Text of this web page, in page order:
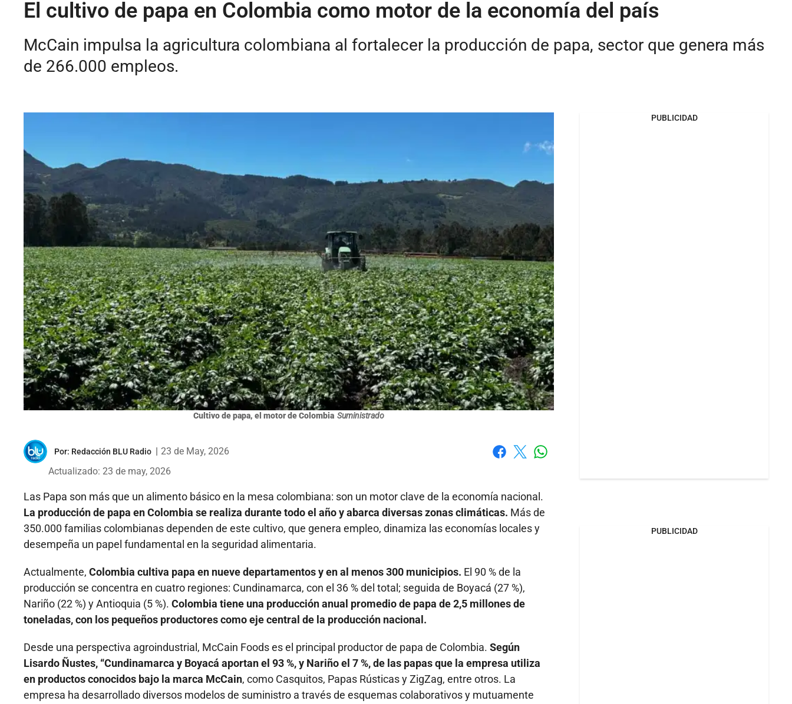
El cultivo de papa en Colombia como motor de la economía del país
McCain impulsa la agricultura colombiana al fortalecer la producción de papa, sector que genera más
de 266.000 empleos.
Cultivo de papa, el motor de Colombia Suministrado
Por: Redacción BLU Radio
23 de May, 2026
Actualizado: 23 de may, 2026
Las Papa son más que un alimento básico en la mesa colombiana: son un motor clave de la economía nacional.
La producción de papa en Colombia se realiza durante todo el año y abarca diversas zonas climáticas. Más de
350.000 familias colombianas dependen de este cultivo, que genera empleo, dinamiza las economías locales y
desempeña un papel fundamental en la seguridad alimentaria.
Actualmente, Colombia cultiva papa en nueve departamentos y en al menos 300 municipios. El 90 % de la
producción se concentra en cuatro regiones: Cundinamarca, con el 36 % del total; seguida de Boyacá (27 %),
Nariño (22 %) y Antioquia (5 %). Colombia tiene una producción anual promedio de papa de 2,5 millones de
toneladas, con los pequeños productores como eje central de la producción nacional.
Desde una perspectiva agroindustrial, McCain Foods es el principal productor de papa de Colombia. Según
Lisardo Ñustes, “Cundinamarca y Boyacá aportan el 93 %, y Nariño el 7 %, de las papas que la empresa utiliza
en productos conocidos bajo la marca McCain, como Casquitos, Papas Rústicas y ZigZag, entre otros. La
empresa ha desarrollado diversos modelos de suministro a través de esquemas colaborativos y mutuamente
PUBLICIDAD
PUBLICIDAD